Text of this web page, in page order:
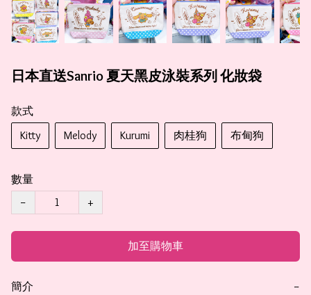
日本直送Sanrio 夏天黑皮泳裝系列 化妝袋
款式
Kitty
Melody Kurumi 肉桂狗 布甸狗
數量
−
+
加至購物車
簡介 −